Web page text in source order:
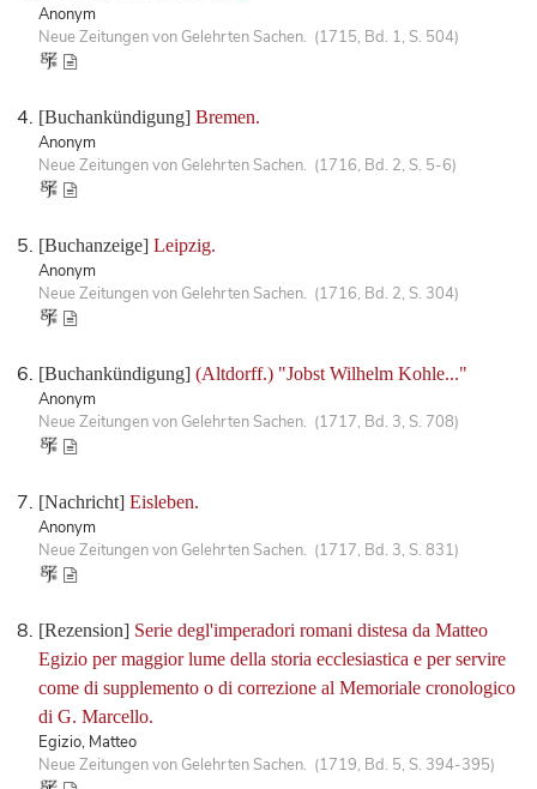
Anonym
Neue Zeitungen von Gelehrten Sachen. (1715, Bd. 1, S. 504)
[Buchankündigung] Bremen.
Anonym
Neue Zeitungen von Gelehrten Sachen. (1716, Bd. 2, S. 5-6)
[Buchanzeige] Leipzig.
Anonym
Neue Zeitungen von Gelehrten Sachen. (1716, Bd. 2, S. 304)
[Buchankündigung] (Altdorff.) "Jobst Wilhelm Kohle..."
Anonym
Neue Zeitungen von Gelehrten Sachen. (1717, Bd. 3, S. 708)
[Nachricht] Eisleben.
Anonym
Neue Zeitungen von Gelehrten Sachen. (1717, Bd. 3, S. 831)
[Rezension] Serie degl'imperadori romani distesa da Matteo
Egizio per maggior lume della storia ecclesiastica e per servire
come di supplemento o di correzione al Memoriale cronologico
di G. Marcello.
Egizio, Matteo
Neue Zeitungen von Gelehrten Sachen. (1719, Bd. 5, S. 394-395)